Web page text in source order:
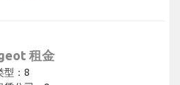
租金
型：8